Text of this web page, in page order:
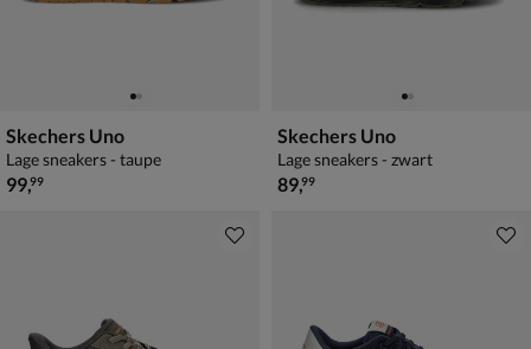
Skechers Uno
Lage sneakers - taupe
€ 99,99
99,99
Skechers Uno
Lage sneakers - zwart
€ 89,99
89,99